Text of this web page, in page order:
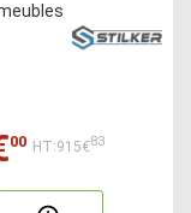
00 HT:915€83